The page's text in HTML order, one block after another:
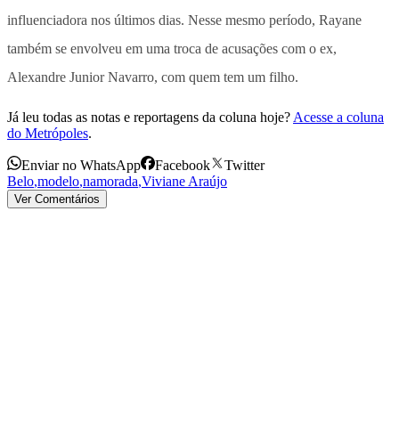
influenciadora nos últimos dias. Nesse mesmo período, Rayane
também se envolveu em uma troca de acusações com o ex,
Alexandre Junior Navarro, com quem tem um filho.
Já leu todas as notas e reportagens da coluna hoje? Acesse a coluna
do Metrópoles.
Enviar no WhatsApp Facebook
Twitter
Belo,modelo,namorada,Viviane Araújo
Ver Comentários